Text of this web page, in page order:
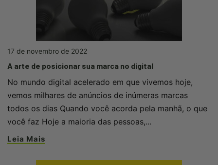
17 de novembro de 2022
A arte de posicionar sua marca no digital
No mundo digital acelerado em que vivemos hoje,
vemos milhares de anúncios de inúmeras marcas
todos os dias Quando você acorda pela manhã, o que
você faz Hoje a maioria das pessoas,...
Leia Mais